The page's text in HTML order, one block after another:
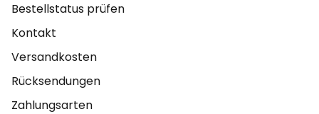
Bestellstatus prüfen
Kontakt
Versandkosten
Rücksendungen
Zahlungsarten